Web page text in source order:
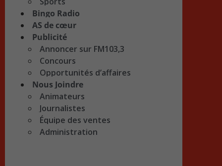
Bingo Radio
AS de cœur
Publicité
Annoncer sur FM103,3
Concours
Opportunités d’affaires
Nous Joindre
Animateurs
Journalistes
Équipe des ventes
Administration